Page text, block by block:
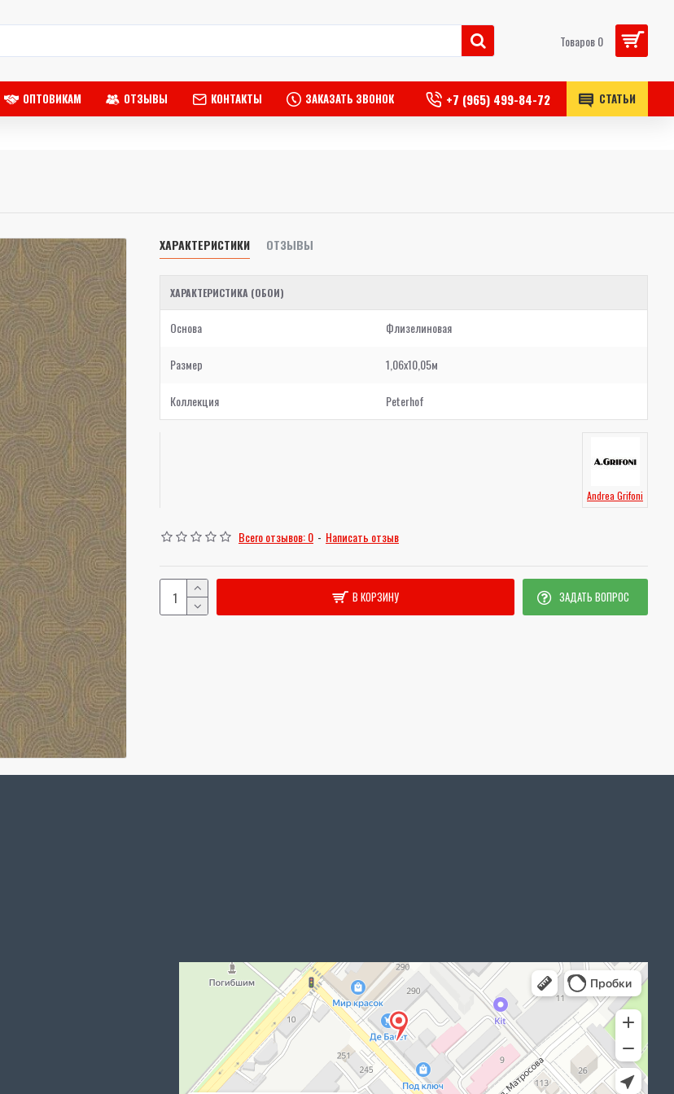
Товаров 0
ОПТОВИКАМ ОТЗЫВЫ КОНТАКТЫ ЗАКАЗАТЬ ЗВОНОК +7 (965) 499-84-72 СТАТЬИ
ХАРАКТЕРИСТИКИ ОТЗЫВЫ
ХАРАКТЕРИСТИКА (ОБОИ)
Основа Флизелиновая
Размер 1,06x10,05м
Коллекция Peterhof
Andrea Grifoni
Всего отзывов: 0 - Написать отзыв
В КОРЗИНУ ЗАДАТЬ ВОПРОС